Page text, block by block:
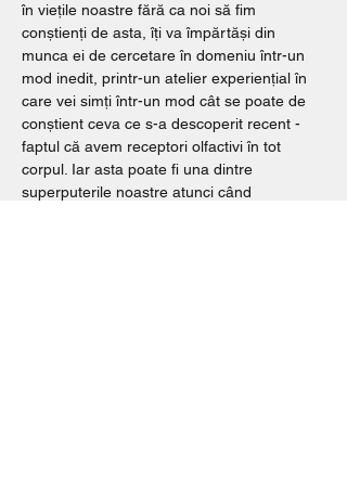
în viețile noastre fără ca noi să fim
conștienți de asta, îți va împărtăși din
munca ei de cercetare în domeniu într-un
mod inedit, printr-un atelier experiențial în
care vei simți într-un mod cât se poate de
conștient ceva ce s-a descoperit recent -
faptul că avem receptori olfactivi în tot
corpul. Iar asta poate fi una dintre
superputerile noastre atunci când